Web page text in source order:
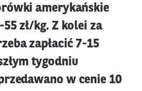
amerykańskie
55 zł/kg. Z kolei za
zapłacić 7-15
tygodniu
w cenie 10